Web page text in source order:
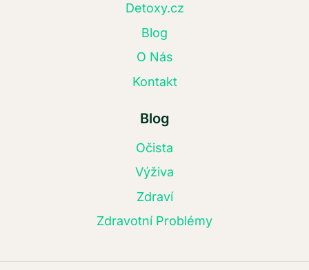
Detoxy.cz
Blog
O Nás
Kontakt
Blog
Očista
Výživa
Zdraví
Zdravotní Problémy